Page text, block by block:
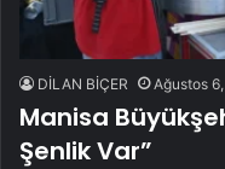
DİLAN BİÇER Ağustos
Manisa
Şenlik Var”